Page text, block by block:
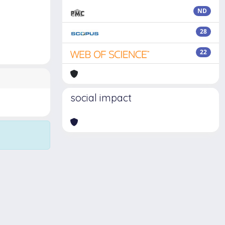
ND
28
22
social impact